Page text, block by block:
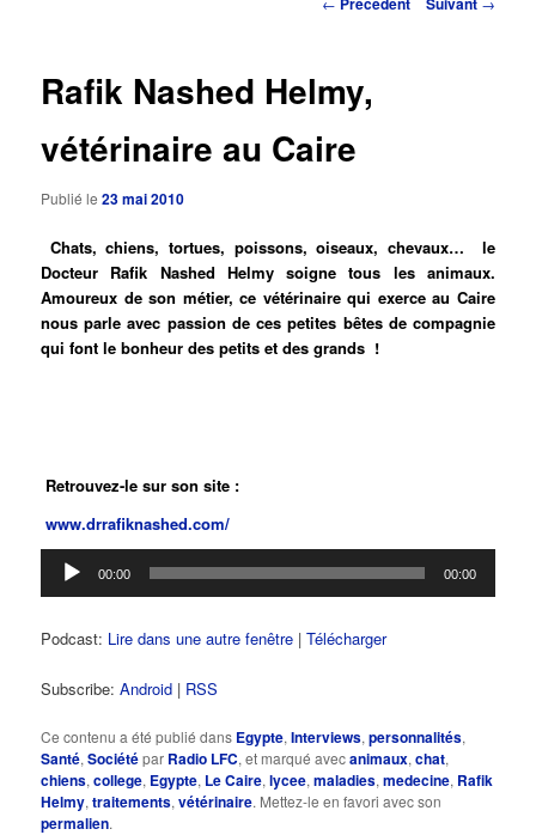
Rafik Nashed Helmy,
vétérinaire au Caire
Publié le23 mai 2010
Chats, chiens, tortues, poissons, oiseaux, chevaux… le
Docteur Rafik Nashed Helmy soigne tous les animaux.
Amoureux de son métier, ce vétérinaire qui exerce au Caire
nous parle avec passion de ces petites bêtes de compagnie
qui font le bonheur des petits et des grands !
Retrouvez-le sur son site :
www.drrafiknashed.com/
Lecteur
audio
00:00 00:00
Podcast: Lire dans une autre fenêtre |Télécharger
Subscribe:Android | RSS
Ce contenu a été publié dans Egypte,Interviews,personnalités,
Santé,Sociétépar Radio LFC, et marqué avecanimaux,chat,
chiens,college, Egypte, Le Caire,lycee,maladies,medecine, Rafik
Helmy,traitements,vétérinaire. Mettez-le en favori avec son
permalien.